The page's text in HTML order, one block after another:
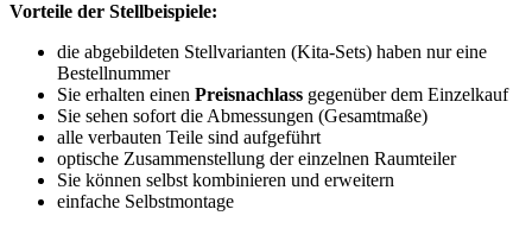
Vorteile der Stellbeispiele:
die abgebildeten Stellvarianten (Kita-Sets) haben nur eine
Bestellnummer
Sie erhalten einen Preisnachlass gegenüber dem Einzelkauf
Sie sehen sofort die Abmessungen (Gesamtmaße)
alle verbauten Teile sind aufgeführt
optische Zusammenstellung der einzelnen Raumteiler
Sie können selbst kombinieren und erweitern
einfache Selbstmontage